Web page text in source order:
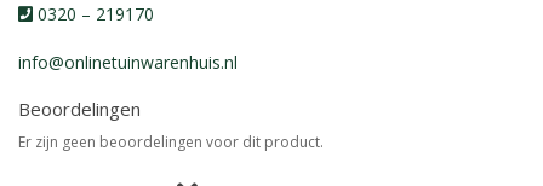
0320 – 219170
info@onlinetuinwarenhuis.nl
Beoordelingen
Er zijn geen beoordelingen voor dit product.